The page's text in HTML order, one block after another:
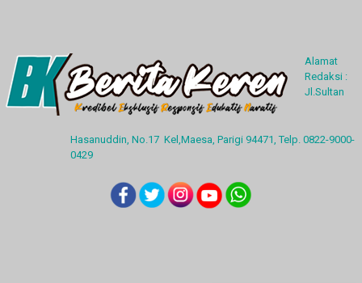
Alamat
Redaksi :
Jl.Sultan
Hasanuddin, No.17 Kel,Maesa, Parigi 94471, Telp. 0822-9000-
0429